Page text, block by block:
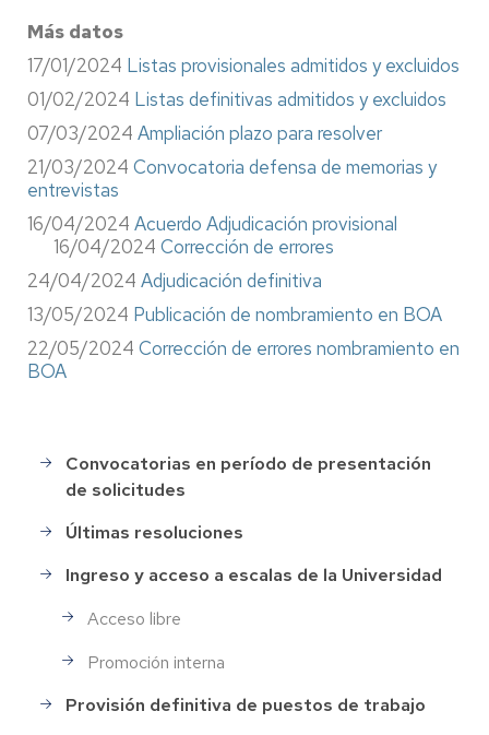
Más datos
17/01/2024 Listas provisionales admitidos y excluidos
01/02/2024 Listas definitivas admitidos y excluidos
07/03/2024 Ampliación plazo para resolver
21/03/2024 Convocatoria defensa de memorias y
entrevistas
16/04/2024 Acuerdo Adjudicación provisional
16/04/2024 Corrección de errores
24/04/2024 Adjudicación definitiva
13/05/2024 Publicación de nombramiento en BOA
22/05/2024 Corrección de errores nombramiento en
BOA
Selección
de
Personal
Convocatorias en período de presentación
de solicitudes
Últimas resoluciones
Ingreso y acceso a escalas de la Universidad
Acceso libre
Promoción interna
Provisión definitiva de puestos de trabajo